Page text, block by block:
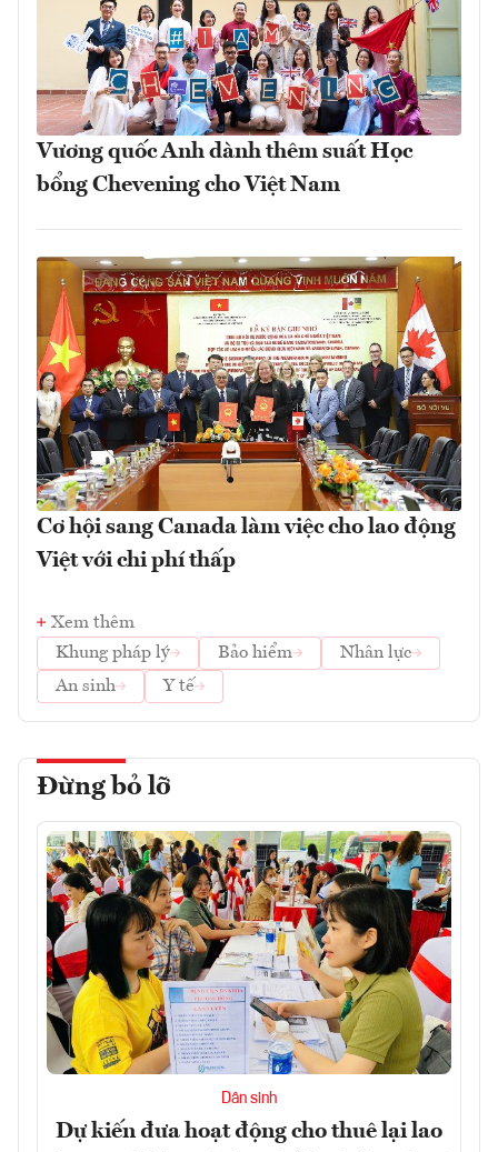
Vương quốc Anh dành thêm suất Học
bổng Chevening cho Việt Nam
Cơ hội sang Canada làm việc cho lao động
Việt với chi phí thấp
Xem thêm
Khung pháp lý
Bảo hiểm
Nhân lực
An sinh
Y tế
Đừng bỏ lỡ
Dân sinh
Dự kiến đưa hoạt động cho thuê lại lao